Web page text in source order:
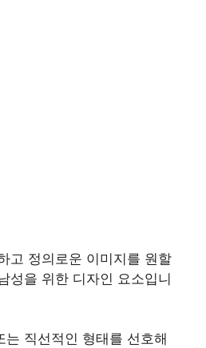
고 정의로운 이미지를 원할
성을 위한 디자인 요소입니
는 직선적인 형태를 선호해